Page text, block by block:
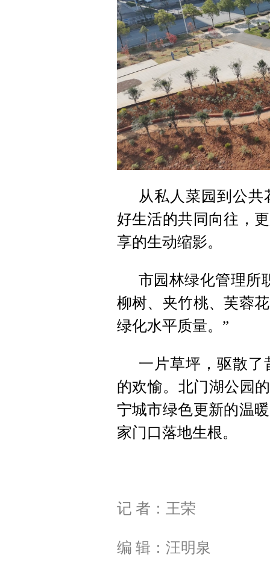
从私人菜园到公
好生活的共同向往，
享的生动缩影。
市园林绿化管理所
柳树、夹竹桃、芙蓉
绿化水平质量。”
一片草坪，驱散
的欢愉。北门湖公园
宁城市绿色更新的温
家门口落地生根。
记 者：王荣
编 辑：汪明泉